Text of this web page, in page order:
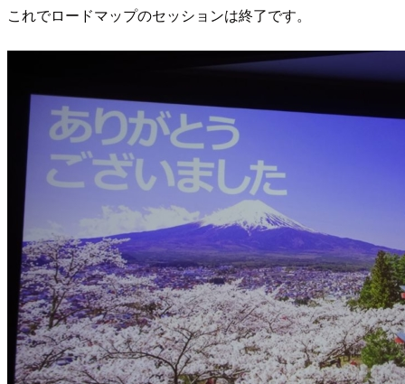
これでロードマップのセッションは終了です。